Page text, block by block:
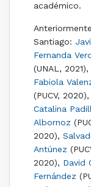
académico.
Santiago:
Fernanda
(UNAL, 2021),
Fabiola
(PUCV, 2020),
Catalina
Albornoz
2020),
Antúnez
2020), David
Fernández